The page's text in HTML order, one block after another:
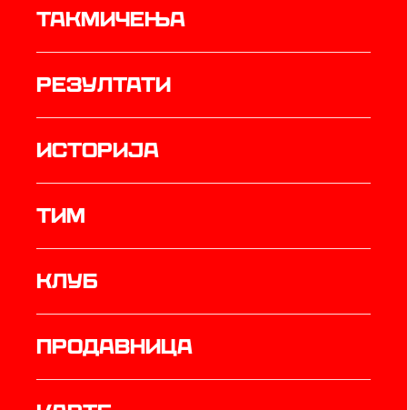
Такмичења
резултати
историја
ТИМ
Клуб
продавница